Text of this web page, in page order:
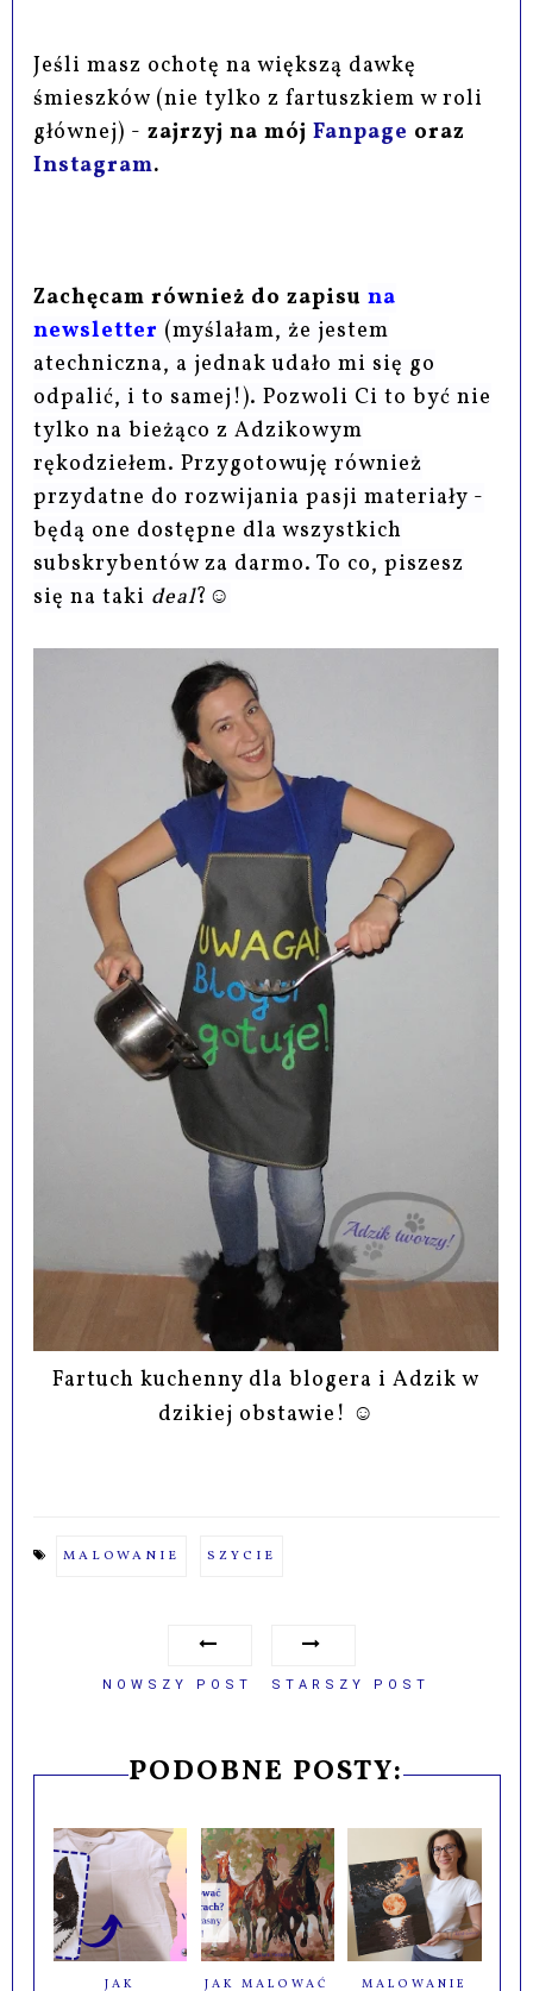
Jeśli masz ochotę na większą dawkę
śmieszków (nie tylko z fartuszkiem w roli
głównej) - zajrzyj na mójFanpage oraz
Instagram.
Zachęcam również do zapisuna
newsletter (myślałam, że jestem
atechniczna, a jednak udało mi się go
odpalić, i to samej!). Pozwoli Ci to być nie
tylko na bieżąco z Adzikowym
rękodziełem. Przygotowuję również
przydatne do rozwijania pasji materiały -
będą one dostępne dla wszystkich
subskrybentów za darmo. To co, piszesz
się na taki deal?☺
Fartuch kuchenny dla blogera i Adzik w
dzikiej obstawie! ☺
MALOWANIE SZYCIE
NOWSZY POST STARSZY POST
PODOBNE POSTY:
JAK
JAK MALOWAĆ
MALOWANIE